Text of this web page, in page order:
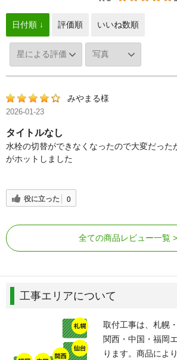
日付順 ↓ 評価順 いいね数順
みやまる様
2026-01-23
タイトルなし
水栓の切替ができなくなったので大変だった
がホットしました
役に立った 0
全ての商品レビュー一覧
工事エリアについて
取付工事は、札幌
関西・中国・福岡
ります。商品によ